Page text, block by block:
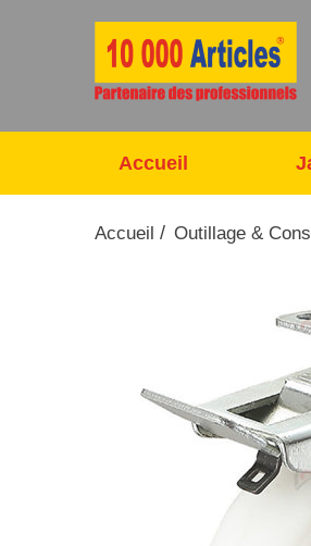
Accueil
Accueil / Outillage &